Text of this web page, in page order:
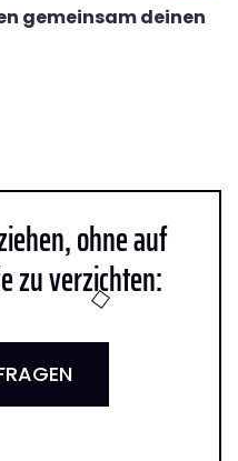
gemeinsam deinen
ohne auf
zu verzichten: